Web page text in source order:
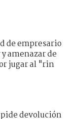
de empresario
amenazar de
jugar al "rin
devolución